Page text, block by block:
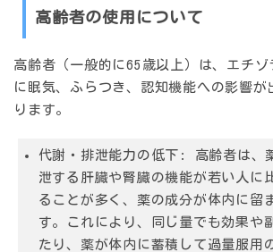
高齢者の使用について
高齢者（一般的に65歳以上）は、エチゾ
に眠気、ふらつき、認知機能への影響が
ります。
代謝・排泄能力の低下 : 高齢者は、
泄する肝臓や腎臓の機能が若い人に
ることが多く、薬の成分が体内に留
す。これにより、同じ量でも効果や
たり、薬が体内に蓄積して過量服用